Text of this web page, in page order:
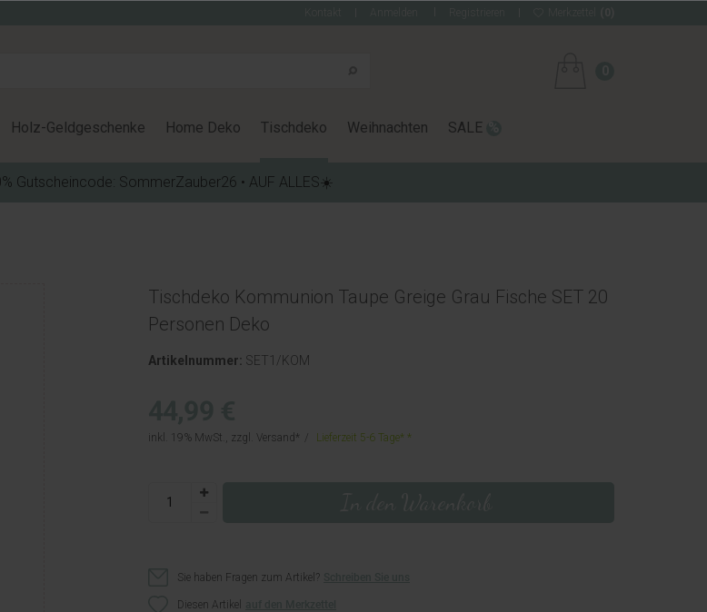
Holz-Geldgeschenke Home Deko Tischdeko Weihnachten SALE
Gutscheincode: SommerZauber26 • AUF ALLES☀️
Tischdeko Kommunion Taupe Greige Grau Fische SET 20
Personen Deko
Artikelnummer: SET1/KOM
inkl. 19% MwSt., zzgl. Versand Lieferzeit 5-6 Tage*
Sie haben Fragen zum Artikel?
Diesen Artikel